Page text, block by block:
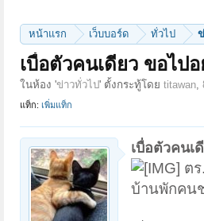
หน้าแรก เว็บบอร์ด ทั่วไป
เบื่อตัวคนเดียว ขอไป
ในห้อง 'ข่าวทั่วไป' ตั้งกระทู้โดย titawan,
แท็ก: เพิ่มแท็ก
เบื่อตัวคนเ
ต
บ้านพักคน